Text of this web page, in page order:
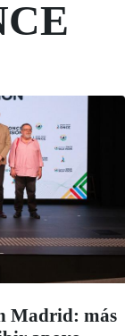
Madrid: más